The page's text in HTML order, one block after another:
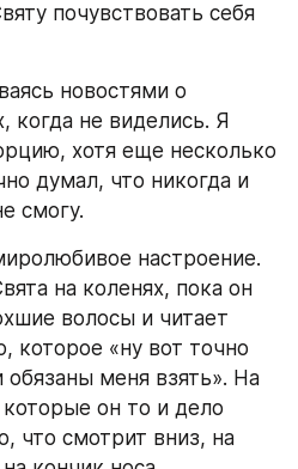
почувствовать себя
новостями о
когда не виделись. Я
хотя еще несколько
думал, что никогда и
смогу.
настроение.
на коленях, пока он
волосы и читает
которое «ну вот точно
меня взять». На
он то и дело
что смотрит вниз, на